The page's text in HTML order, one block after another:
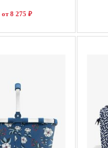
от 8 275 ₽